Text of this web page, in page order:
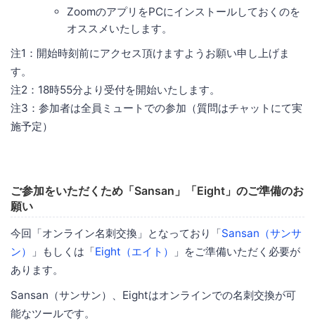
ZoomのアプリをPCにインストールしておくのを
オススメいたします。
注1：開始時刻前にアクセス頂けますようお願い申し上げま
す。
注2：18時55分より受付を開始いたします。
注3：参加者は全員ミュートでの参加（質問はチャットにて実
施予定）
ご参加をいただくため「Sansan」「Eight」のご準備のお
願い
今回「オンライン名刺交換」となっており「Sansan（サンサ
ン）
」もしくは「Eight（エイト）
」をご準備いただく必要が
あります。
Sansan（サンサン）、Eightはオンラインでの名刺交換が可
能なツールです。